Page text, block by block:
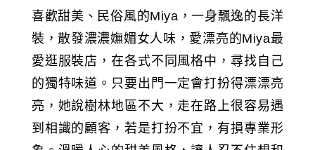
喜歡甜美、民俗風的Miya，一身飄逸的長洋
裝，散發濃濃嫵媚女人味，愛漂亮的Miya最
愛逛服裝店，在各式不同風格中，尋找自己
的獨特味道。只要出門一定會打扮得漂漂亮
亮，她說樹林地區不大，走在路上很容易遇
到相識的顧客，若是打扮不宜，有損專業形